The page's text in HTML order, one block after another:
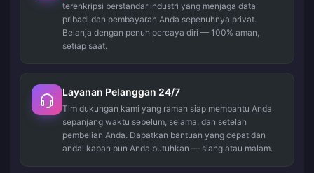
terenkripsi berstandar industri yang menjaga data
pribadi dan pembayaran Anda sepenuhnya privat.
Belanja dengan penuh percaya diri — 100% aman,
setiap saat.
Layanan Pelanggan 24/7
Tim dukungan kami yang ramah siap membantu Anda
sepanjang waktu sebelum, selama, dan setelah
pembelian Anda. Dapatkan bantuan yang cepat dan
andal kapan pun Anda butuhkan — siang atau malam.